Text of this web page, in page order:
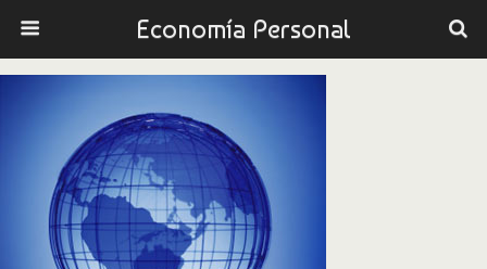
Economía Personal